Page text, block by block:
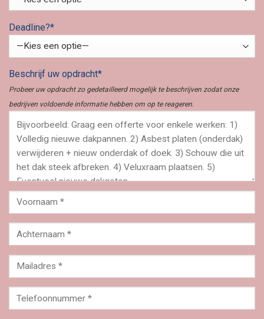
Deadline?*
Beschrijf uw opdracht*
Probeer uw opdracht zo gedetailleerd mogelijk te beschrijven zodat onze
bedrijven voldoende informatie hebben om op te reageren.